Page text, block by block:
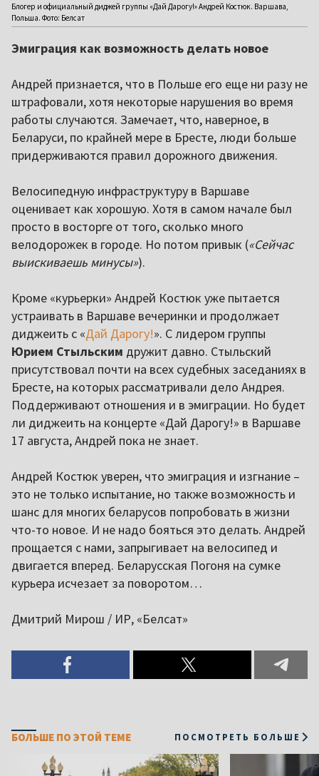
Блогер и официальный диджей группы «Дай Дарогу!» Андрей Костюк. Варшава,
Польша. Фото: Белсат
Эмиграция как возможность делать новое
Андрей признается, что в Польше его еще ни разу не
штрафовали, хотя некоторые нарушения во время
работы случаются. Замечает, что, наверное, в
Беларуси, по крайней мере в Бресте, люди больше
придерживаются правил дорожного движения.
Велосипедную инфраструктуру в Варшаве
оценивает как хорошую. Хотя в самом начале был
просто в восторге от того, сколько много
велодорожек в городе. Но потом привык («Сейчас
выискиваешь минусы»).
Кроме «курьерки» Андрей Костюк уже пытается
устраивать в Варшаве вечеринки и продолжает
диджеить с «Дай Дарогу!». С лидером группы
Юрием Стыльским дружит давно. Стыльский
присутствовал почти на всех судебных заседаниях в
Бресте, на которых рассматривали дело Андрея.
Поддерживают отношения и в эмиграции. Но будет
ли диджеить на концерте «Дай Дарогу!» в Варшаве
17 августа, Андрей пока не знает.
Андрей Костюк уверен, что эмиграция и изгнание –
это не только испытание, но также возможность и
шанс для многих беларусов попробовать в жизни
что-то новое. И не надо бояться это делать. Андрей
прощается с нами, запрыгивает на велосипед и
двигается вперед. Беларусская Погоня на сумке
курьера исчезает за поворотом…
Дмитрий Мирош / ИР, «Белсат»
БОЛЬШЕ ПО ЭТОЙ ТЕМЕ ПОСМОТРЕТЬ БОЛЬШЕ